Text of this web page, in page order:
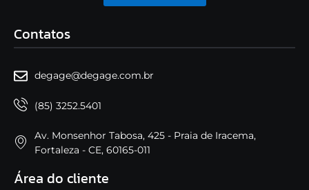
Contatos
degage@degage.com.br
(85) 3252.5401
Av. Monsenhor Tabosa, 425 - Praia de Iracema,
Fortaleza - CE, 60165-011
Área do cliente